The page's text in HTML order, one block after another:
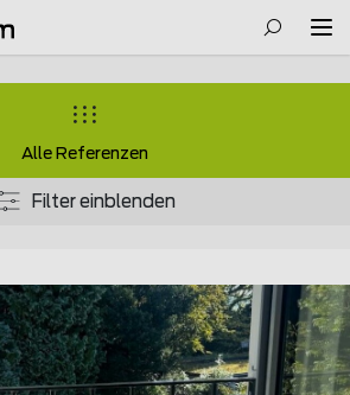
Alle Referenzen
Filter einblenden